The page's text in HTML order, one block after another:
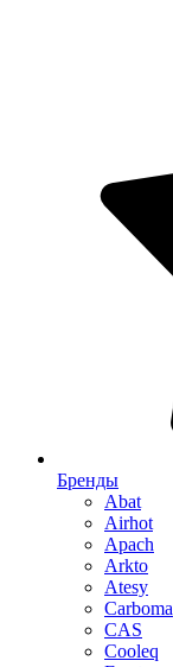
Бренды
Abat
Airhot
Apach
Arkto
Atesy
Carboma
CAS
Cooleq